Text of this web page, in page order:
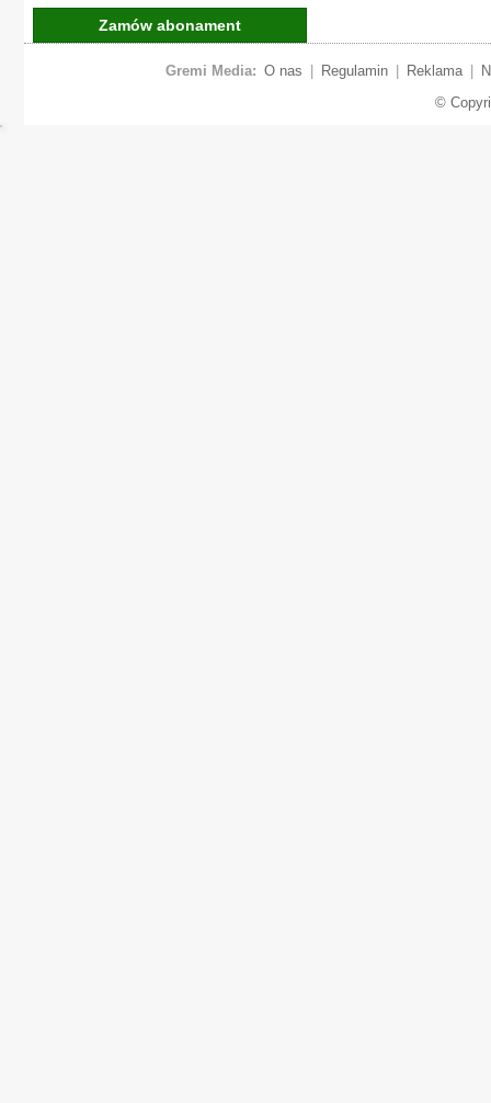
Zamów abonament
Gremi Media: O nas Regulamin Reklama
©